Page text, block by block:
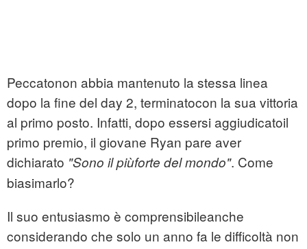
Peccatonon abbia mantenuto la stessa linea
dopo la fine del day 2, terminatocon la sua vittoria
al primo posto. Infatti, dopo essersi aggiudicatoil
primo premio, il giovane Ryan pare aver
dichiarato "Sono il piùforte del mondo". Come
biasimarlo?
Il suo entusiasmo è comprensibileanche
considerando che solo un anno fa le difficoltà non